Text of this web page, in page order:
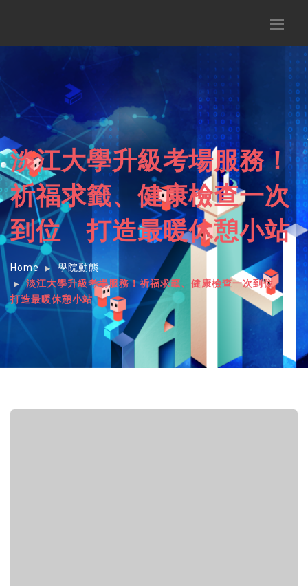
淡江大學升級考場服務！
祈福求籤、健康檢查一次
到位 打造最暖休憩小站
Home
學院動態
淡江大學升級考場服務！祈福求籤、健康檢查一次到位
打造最暖休憩小站